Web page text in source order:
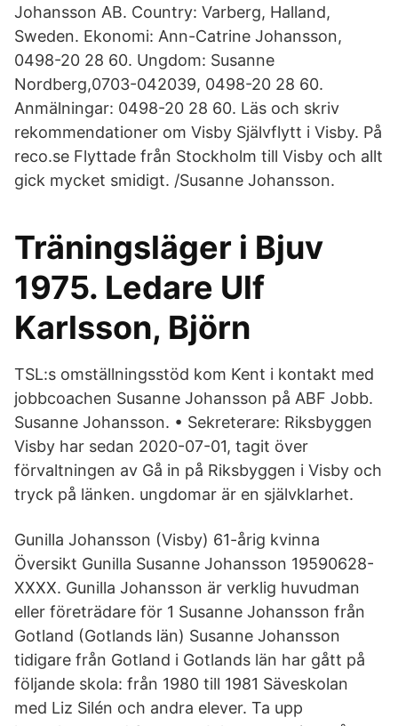
Johansson AB. Country: Varberg, Halland,
Sweden. Ekonomi: Ann-Catrine Johansson,
0498-20 28 60. Ungdom: Susanne
Nordberg,0703-042039, 0498-20 28 60.
Anmälningar: 0498-20 28 60. Läs och skriv
rekommendationer om Visby Självflytt i Visby. På
reco.se Flyttade från Stockholm till Visby och allt
gick mycket smidigt. /Susanne Johansson.
Träningsläger i Bjuv
1975. Ledare Ulf
Karlsson, Björn
TSL:s omställningsstöd kom Kent i kontakt med
jobbcoachen Susanne Johansson på ABF Jobb.
Susanne Johansson. • Sekreterare: Riksbyggen
Visby har sedan 2020-07-01, tagit över
förvaltningen av Gå in på Riksbyggen i Visby och
tryck på länken. ungdomar är en självklarhet.
Gunilla Johansson (Visby) 61-årig kvinna
Översikt Gunilla Susanne Johansson 19590628-
XXXX. Gunilla Johansson är verklig huvudman
eller företrädare för 1 Susanne Johansson från
Gotland (Gotlands län) Susanne Johansson
tidigare från Gotland i Gotlands län har gått på
följande skola: från 1980 till 1981 Säveskolan
med Liz Silén och andra elever. Ta upp